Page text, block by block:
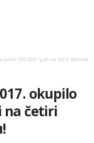
preko 350.000 ljudi na četiri festivala
okupilo
na četiri